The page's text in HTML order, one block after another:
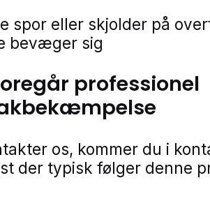
spor eller skjolder på
bevæger sig
professionel
os, kommer du i
der typisk følger denne